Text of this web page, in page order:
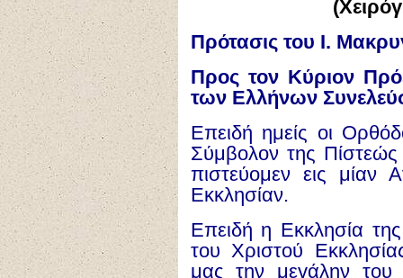
Πρότασις του Ι.
Προς τον Κύριον
των Ελλήνων
Επειδή ημείς οι
Σύμβολον της
πιστεύομεν εις μίαν
Εκκλησίαν.
Επειδή η Εκκλησία
του Χριστού
μας την μεγάλην του